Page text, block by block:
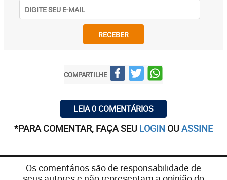
RECEBER
COMPARTILHE
LEIA 0 COMENTÁRIOS
*PARA COMENTAR, FAÇA SEU LOGIN OUASSINE
Os comentários são de responsabilidade de